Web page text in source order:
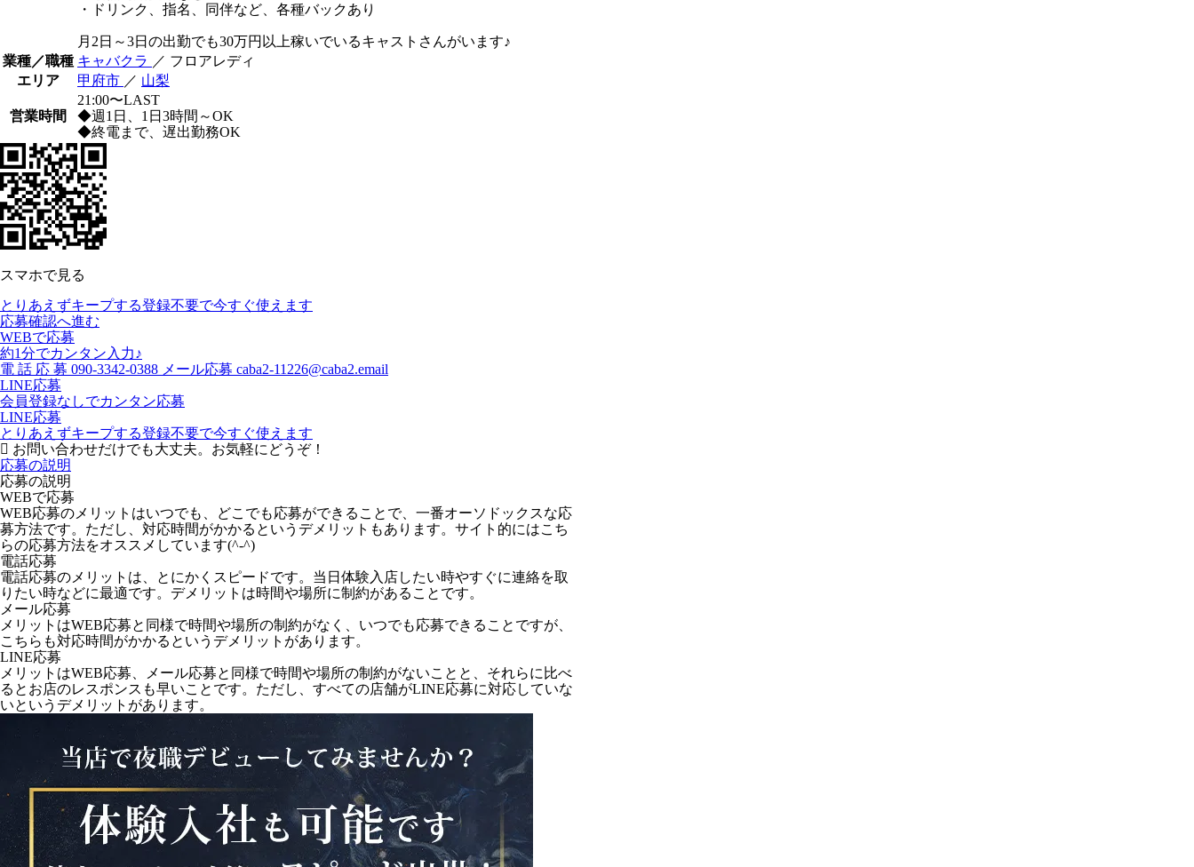
・ドリンク、指名、同伴など、各種バックあり
月2日～3日の出勤でも30万円以上稼いでいるキャストさんがいます♪
業種／職種 キャバクラ ／ フロアレディ
エリア
甲府市 ／ 山梨
営業時間
21:00〜LAST
◆週1日、1日3時間～OK
◆終電まで、遅出勤務OK
スマホで見る
とりあえずキープする登録不要で今すぐ使えます
応募確認へ進む
WEBで応募
約1分でカンタン入力♪
電 話 応 募 090-3342-0388 メール応募 caba2-11226@caba2.email
LINE応募
会員登録なしでカンタン応募
LINE応募
とりあえずキープする登録不要で今すぐ使えます
お問い合わせだけでも大丈夫。お気軽にどうぞ！
応募の説明
応募の説明
WEBで応募
WEB応募のメリットはいつでも、どこでも応募ができることで、一番オーソドックスな応
募方法です。ただし、対応時間がかかるというデメリットもあります。サイト的にはこち
らの応募方法をオススメしています(^-^)
電話応募
電話応募のメリットは、とにかくスピードです。当日体験入店したい時やすぐに連絡を取
りたい時などに最適です。デメリットは時間や場所に制約があることです。
メール応募
メリットはWEB応募と同様で時間や場所の制約がなく、いつでも応募できることですが、
こちらも対応時間がかかるというデメリットがあります。
LINE応募
メリットはWEB応募、メール応募と同様で時間や場所の制約がないことと、それらに比べ
るとお店のレスポンスも早いことです。ただし、すべての店舗がLINE応募に対応していな
いというデメリットがあります。